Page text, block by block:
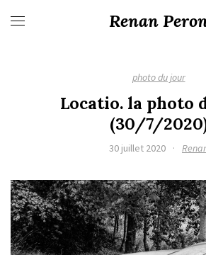
Renan
photo du jour
Locatio. la photo
(30/7/
30 juillet 2020 ·